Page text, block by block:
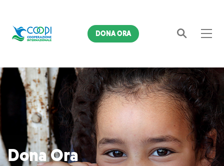
Cerca
DONA ORA
Dona Ora